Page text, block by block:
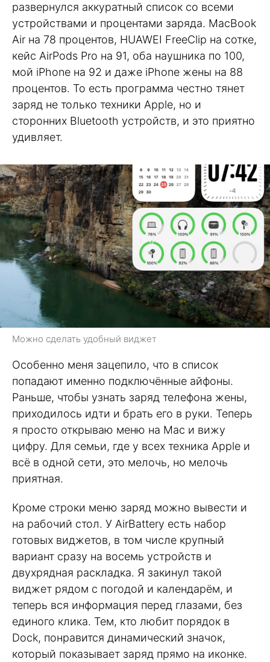
развернулся аккуратный список со всеми
устройствами и процентами заряда. MacBook
Air на 78 процентов, HUAWEI FreeClip на сотке,
кейс AirPods Pro на 91, оба наушника по 100,
мой iPhone на 92 и даже iPhone жены на 88
процентов. То есть программа честно тянет
заряд не только техники Apple, но и
сторонних Bluetooth устройств, и это приятно
удивляет.
Можно сделать удобный виджет
Особенно меня зацепило, что в список
попадают именно подключённые айфоны.
Раньше, чтобы узнать заряд телефона жены,
приходилось идти и брать его в руки. Теперь
я просто открываю меню на Mac и вижу
цифру. Для семьи, где у всех техника Apple и
всё в одной сети, это мелочь, но мелочь
приятная.
Кроме строки меню заряд можно вывести и
на рабочий стол. У AirBattery есть набор
готовых виджетов, в том числе крупный
вариант сразу на восемь устройств и
двухрядная раскладка. Я закинул такой
виджет рядом с погодой и календарём, и
теперь вся информация перед глазами, без
единого клика. Тем, кто любит порядок в
Dock, понравится динамический значок,
который показывает заряд прямо на иконке.